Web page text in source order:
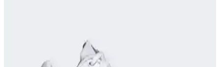
Spor Yaparken Doğru Ayakkabı Seçimi ile
Performansınızı Artırın ve Sakatlanma Riskini